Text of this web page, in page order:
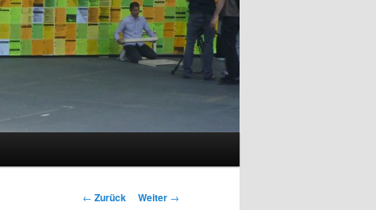
Beitrags-
← Zurück Weiter →